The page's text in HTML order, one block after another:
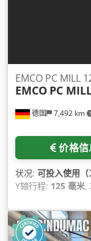
德国 7,492 km
EMCO PC MILL
EMCO PC
价格信
状况: 可投入使用（
Y轴行程: 125 毫米,
转/分, 主轴电机功
轴数:3,